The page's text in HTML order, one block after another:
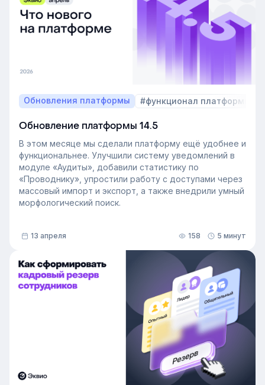
Обновления платформы #функционал платформы
Обновление платформы 14.5
В этом месяце мы сделали платформу ещё удобнее и
функциональнее. Улучшили систему уведомлений в
модуле «Аудиты», добавили статистику по
«Проводнику», упростили работу с доступами через
массовый импорт и экспорт, а также внедрили умный
морфологический поиск.
13 апреля 158 5 минут